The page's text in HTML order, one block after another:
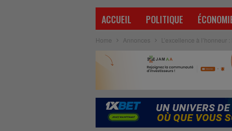
ACCUEIL POLITIQUE
Home Annonces L’excellence à